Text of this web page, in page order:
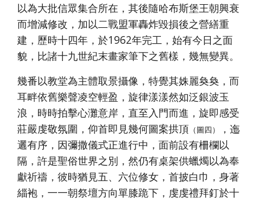
以為大批信眾集合所在，其後隨哈布斯堡王朝興衰
而增減修改，加以二戰盟軍轟炸毀損後之營繕重
建，歷時十四年，於1962年完工，始有今日之面
貌，比諸十九世紀末畫家筆下之舊樣，幾無變異。
幾番以教堂為主體取景攝像，特覺其姝麗奐奐，而
耳畔依舊樂聲凌空輕盈，旋律漾漾然如泛銀波玉
浪，時時拍擊心灘意岸，直至入門而進，旋即感受
莊嚴虔敬氛圍，仰首即見幾何圖案拱頂 （圖四）
，迤
邐有序，因彌撒儀式正進行中，面前設有柵欄以
隔，許是聖俗世界之別，然仍有桌架供蠟燭以為奉
獻祈禱，彼時猶見五、六位修女，首披白巾，身著
緇袍，一一朝祭壇方向單膝跪下，虔虔禮拜釘於十